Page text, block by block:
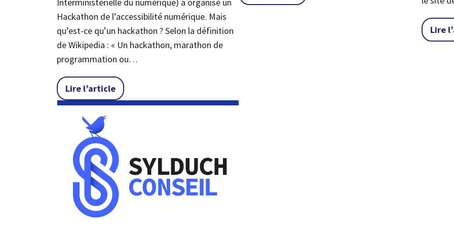
Hackathon de l’accessibilité numérique. Mais
qu’est-ce qu’un hackathon ? Selon la définition
de Wikipedia : « Un hackathon, marathon de
programmation ou…
Lire l’article« Le hackathon de l’accessibilité numérique : rendre Captchas et PDFs plus faciles
Lire